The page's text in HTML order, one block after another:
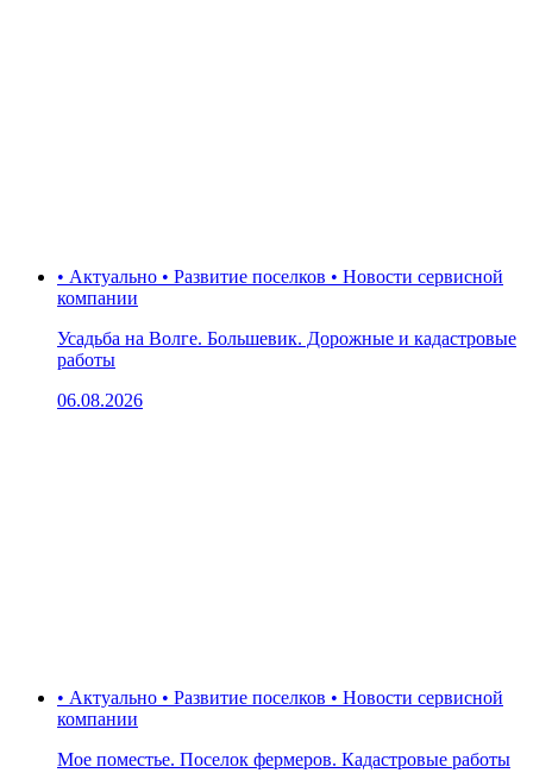
• Актуально • Развитие поселков • Новости сервисной
компании
Усадьба на Волге. Большевик. Дорожные и кадастровые
работы
06.08.2026
• Актуально • Развитие поселков • Новости сервисной
компании
Мое поместье. Поселок фермеров. Кадастровые работы